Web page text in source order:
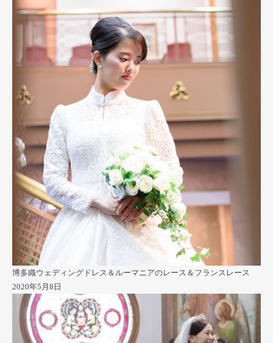
博多織ウェディングドレス＆ルーマニアのレース＆フランスレース
2020年5月8日